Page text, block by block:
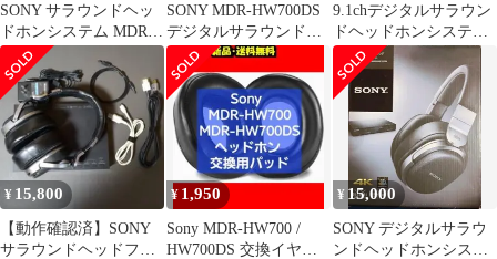
SONY サラウンドヘッ
ドホンシステム MDR-
HW700DS
SONY MDR-HW700DS
デジタルサラウンドヘ
ッドホンシステム
9.1chデジタルサラウン
ドヘッドホンシステム
MDR-HW700DS
¥ 15,800
【動作確認済】SONY
サラウンドヘッドフォ
¥ 1,950
Sony MDR-HW700 /
HW700DS 交換イヤー
¥ 15,000
SONY デジタルサラウ
ンドヘッドホンシステ